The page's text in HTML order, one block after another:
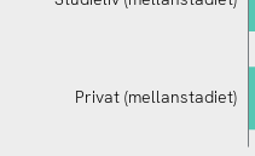
Privat (mellanstadiet)